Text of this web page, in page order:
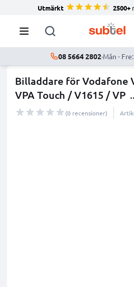
Utmärkt 2500+
08 5664 2802·Mån -
Billaddare för Vodafone
VPA Touch / V1615 / VP
(0 recensioner)